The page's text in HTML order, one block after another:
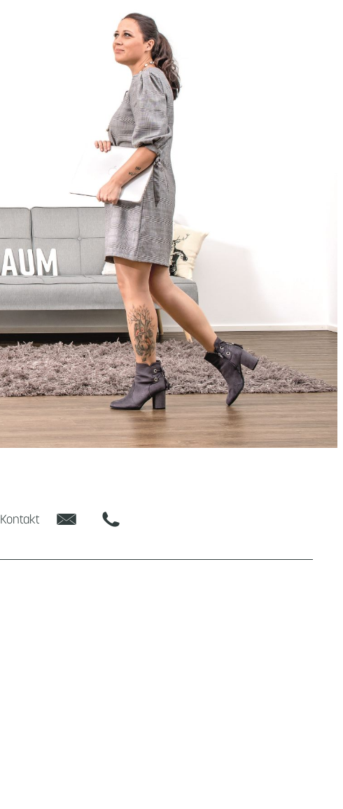
Kontakt E-Mail Phone